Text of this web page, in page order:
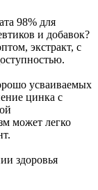
98% для
и добавок?
экстракт, с
усваиваемых
цинка с
может легко
здоровья